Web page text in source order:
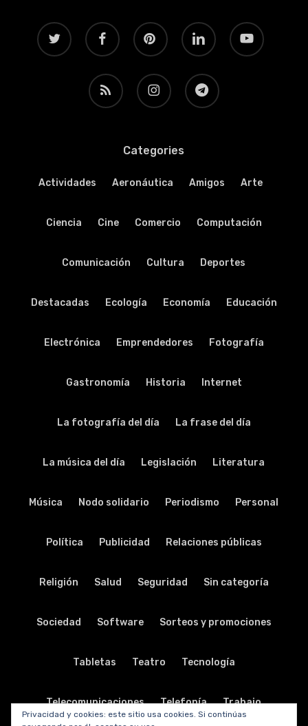
twitter facebook pinterest linkedin youtube
RSS instagram telegram
Categories
Actividades Aeronáutica Amigos Arte
Ciencia Cine Comercio Computación
Comunicación Cultura Deportes
Destacadas Ecología Economía Educación
Electrónica Emprendedores Fotografía
Gastronomía Historia Internet
La fotografía del día La frase del día
La música del día Legislación Literatura
Música Nodo solidario Periodismo Personal
Política Publicidad Relaciones públicas
Religión Salud Seguridad Sin categoría
Sociedad Software Sorteos y promociones
Tabletas Teatro Tecnología
Telecomunicaciones Telefonía Trabajo
Privacidad y cookies: este sitio usa cookies. Si continúas